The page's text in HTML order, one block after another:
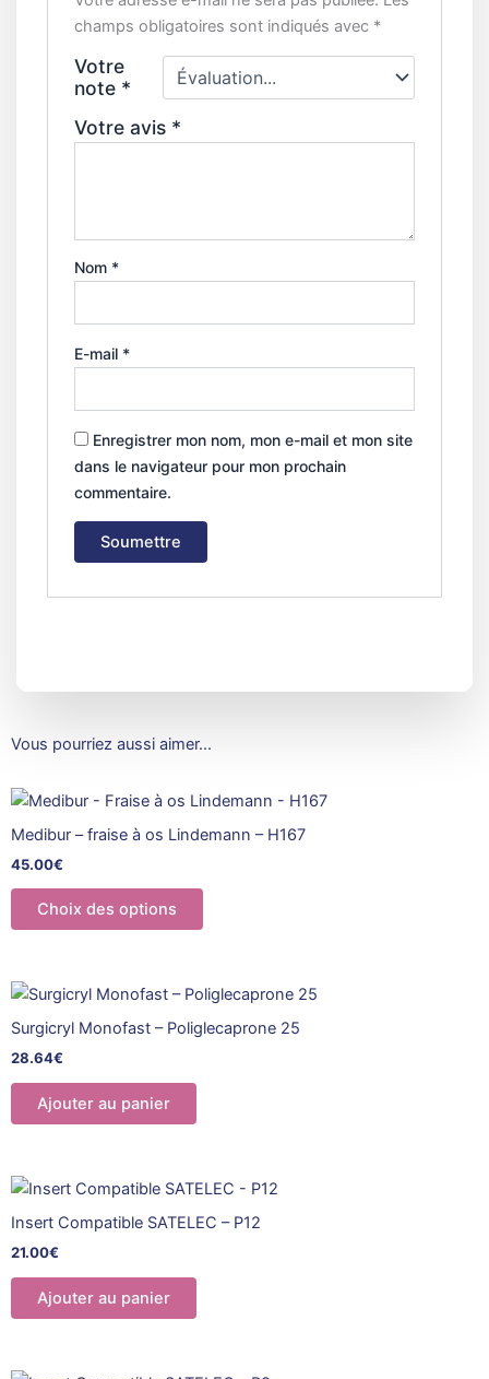
champs obligatoires sont indiqués avec *
Votre
note *
Votre avis *
Nom *
E-mail *
Enregistrer mon nom, mon e-mail et mon site
dans le navigateur pour mon prochain
commentaire.
Vous pourriez aussi aimer...
Medibur – fraise à os Lindemann – H167
45.00€
Choix des options
Ce
produit
variations.
Les
peuvent
choisies
sur
la
page
Surgicryl Monofast – Poliglecaprone 25
28.64€
Ajouter au panier
Insert Compatible SATELEC – P12
21.00€
Ajouter au panier